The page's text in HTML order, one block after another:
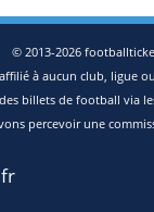
© 2013-2026
à aucun club, ligue
billets de football via
percevoir une